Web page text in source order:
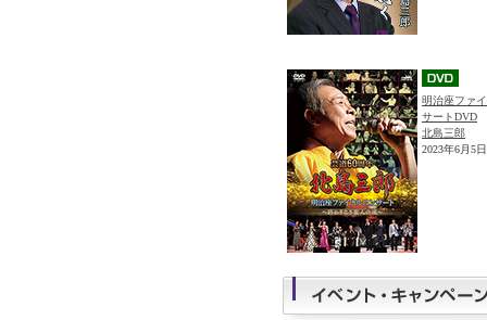
明治座ファ
サートDVD
北島三郎
2023年6月5